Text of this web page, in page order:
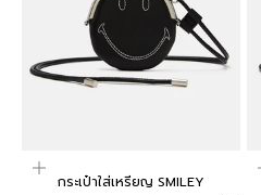
เพิ่มลงในตะกร้าสินค้า
กระเป๋าใส่เหรียญ SMILEY